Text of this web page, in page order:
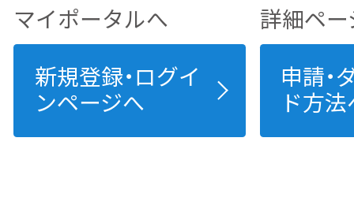
マイポータルへ
新規登録・ログイ
ンページへ
詳細ペー
申請・
ド方法